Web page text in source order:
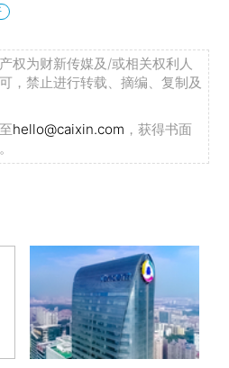
权为财新传媒及/或相关权利人
，禁止进行转载、摘编、复制及
hello@caixin.com ，获得书面